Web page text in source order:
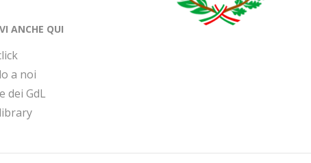
ANCHE QUI
a noi
dei GdL